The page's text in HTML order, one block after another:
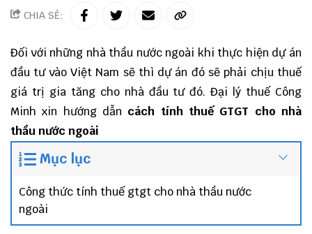
CHIA SẺ:
Đối với những nhà thầu nước ngoài khi thực hiện dự án
đầu tư vào Việt Nam sẽ thì dự án đó sẽ phải chịu thuế
giá trị gia tăng cho nhà đầu tư đó.Đại lý thuế Công
Minh xin hướng dẫn cách tính thuế GTGT cho nhà
thầu nước ngoài
Mục lục
Công thức tính thuế gtgt cho nhà thầu nước
ngoài